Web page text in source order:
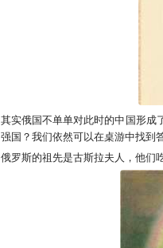
其实俄国不单单对此时的中国形成
强国？我们依然可以在桌游中找到答
俄罗斯的祖先是古斯拉夫人，他们